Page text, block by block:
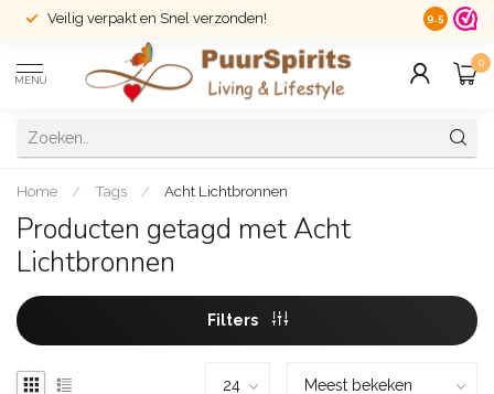
Veilig verpakt en Snel verzonden! 14 dagen
9.5
MENU
0
Home / Tags / Acht Lichtbronnen
Producten getagd met Acht
Lichtbronnen
Filters